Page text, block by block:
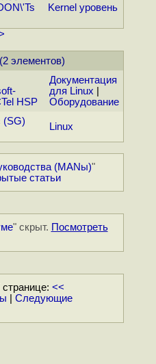
Kernel уровень
элементов)
HSP
Документация
для Linux
Оборудование
(SG)
Linux
(MANы)"
статьи
" скрыт. Посмотреть
<<
Следующие